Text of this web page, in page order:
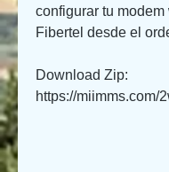
configurar tu
Fibertel desde el
Download Zip:
https://miimms.com/